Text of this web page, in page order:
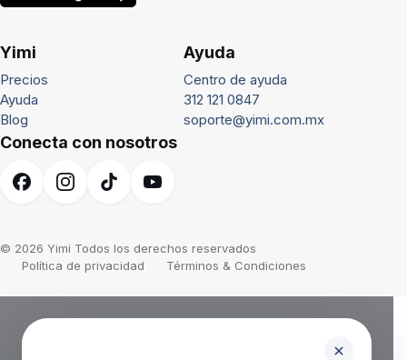
Yimi
Precios
Ayuda
Blog
Ayuda
Centro de ayuda
312 121 0847
soporte@yimi.com.mx
Conecta con nosotros
© 2026 Yimi Todos los derechos reservados
Política de privacidad
Términos & Condiciones